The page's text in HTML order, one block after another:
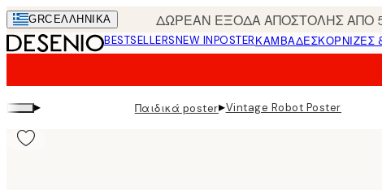
Skip
to
main
GRC ΕΛΛΗΝΙΚΆ ΔΩΡΕΑΝ ΕΞΟΔΑ ΑΠΟΣΤΟΛΗΣ ΑΠΟ
BESTSELLERSNEW INPOSTERΚΑΜΒΆΔΕΣΚΟΡΝΊΖΕΣ
▸ Παιδικά poster▸Vintage Robot Poster